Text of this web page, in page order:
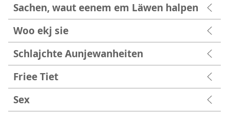
Sachen, waut eenem em Läwen halpen
Woo ekj sie
Schlajchte Aunjewanheiten
Friee Tiet
Sex